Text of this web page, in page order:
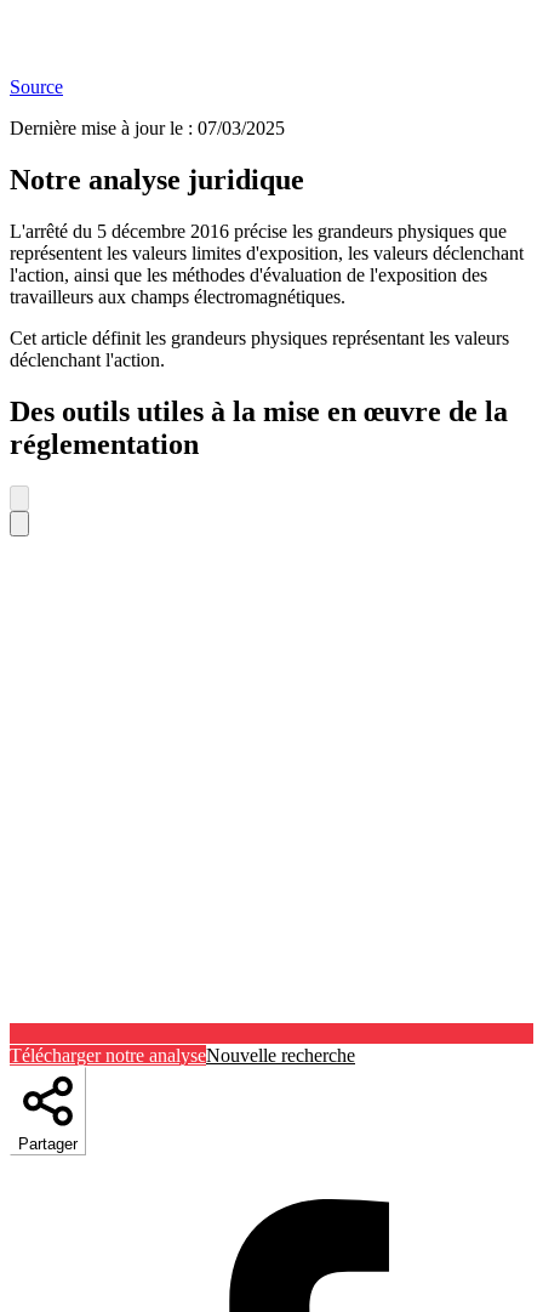
Source
Dernière mise à jour le : 07/03/2025
Notre analyse juridique
L'arrêté du 5 décembre 2016 précise les grandeurs physiques que
représentent les valeurs limites d'exposition, les valeurs déclenchant
l'action, ainsi que les méthodes d'évaluation de l'exposition des
travailleurs aux champs électromagnétiques.
Cet article définit les grandeurs physiques représentant les valeurs
déclenchant l'action.
Des outils utiles à la mise en œuvre de la
réglementation
Télécharger notre analyseNouvelle recherche
Partager